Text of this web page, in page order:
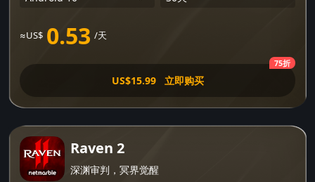
≈US$ 0.53 /天
US$15.99 立即购买
75折
Raven 2
深渊审判，冥界觉醒